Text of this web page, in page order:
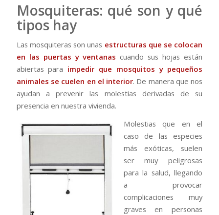
Mosquiteras: qué son y qué
tipos hay
Las mosquiteras son unas estructuras que se colocan
en las puertas y ventanas cuando sus hojas están
abiertas para impedir que mosquitos y pequeños
animales se cuelen en el interior. De manera que nos
ayudan a prevenir las molestias derivadas de su
presencia en nuestra vivienda.
Molestias que en el
caso de las especies
más exóticas, suelen
ser muy peligrosas
para la salud, llegando
a provocar
complicaciones muy
graves en personas